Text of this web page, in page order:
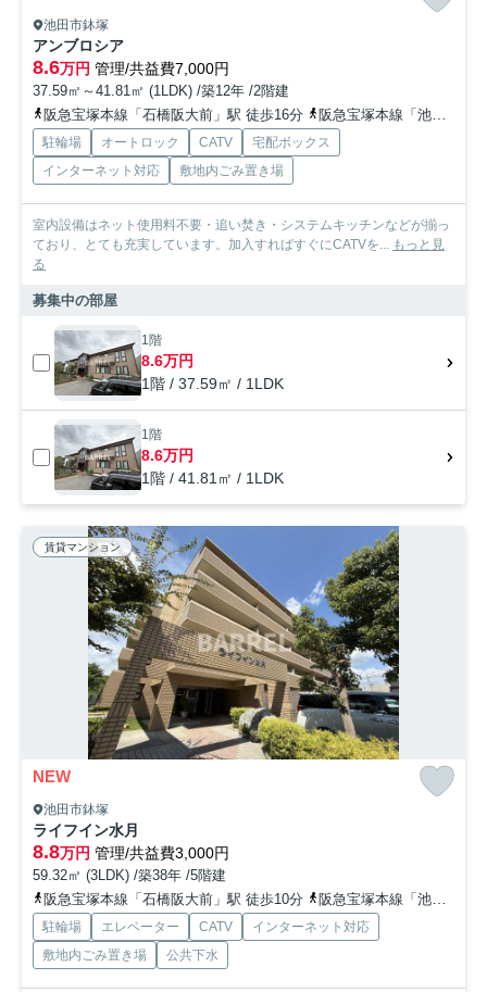
池田市鉢塚
アンブロシア
8.6万円 管理/共益費7,000円
37.59㎡～41.81㎡ (1LDK) /築12年 /2階建
阪急宝塚本線「石橋阪大前」駅 徒歩16分
阪急宝塚本線「池田」駅 徒歩17分
駐輪場 オートロック CATV
宅配ボックス
インターネット対応
敷地内ごみ置き場
室内設備はネット使用料不要・追い焚き・システムキッチンなどが揃っ
ており、とても充実しています。加入すればすぐにCATVを... もっと見
る
募集中の部屋
1階
8.6万円
1階 / 37.59㎡ / 1LDK
1階
8.6万円
1階 / 41.81㎡ / 1LDK
賃貸マンション
NEW
池田市鉢塚
ライフイン水月
8.8万円 管理/共益費3,000円
59.32㎡ (3LDK) /築38年 /5階建
阪急宝塚本線「石橋阪大前」駅 徒歩10分
阪急宝塚本線「池田」駅 徒歩20分
駐輪場 エレベーター CATV
インターネット対応
敷地内ごみ置き場
公共下水